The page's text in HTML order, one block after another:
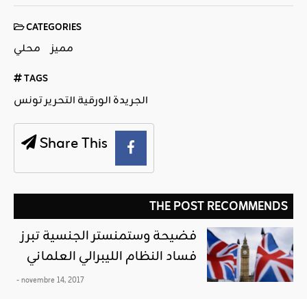
CATEGORIES
محلي مميز
TAGS
الجريدة الورقية التحرير تونس
Share This
THE POST RECOMMENDS
فضيحة وستمنستر الجنسية تبرز
فساد النظام الليبرالي العلماني
- novembre 14, 2017